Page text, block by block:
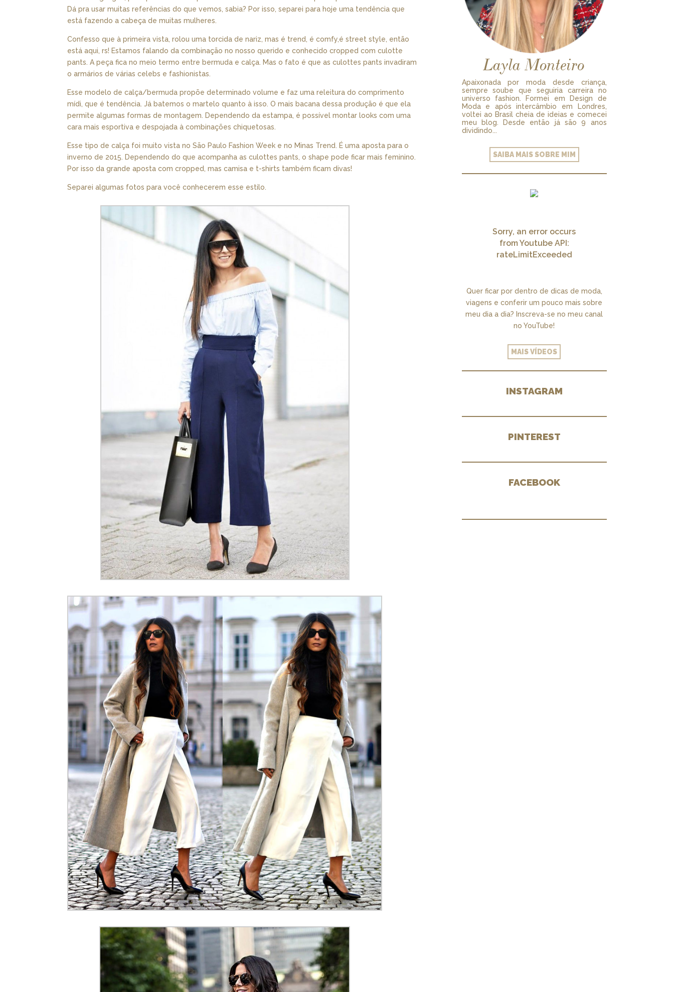
Dá pra usar muitas referências do que vemos, sabia? Por isso, separei para hoje uma tendência que
está fazendo a cabeça de muitas mulheres.
Confesso que à primeira vista, rolou uma torcida de nariz, mas é trend, é comfy,é street style, então
está aqui, rs! Estamos falando da combinação no nosso querido e conhecido cropped com culotte
pants. A peça fica no meio termo entre bermuda e calça. Mas o fato é que as culottes pants invadiram
o armários de várias celebs e fashionistas.
Esse modelo de calça/bermuda propõe determinado volume e faz uma releitura do comprimento
mídi, que é tendência. Já batemos o martelo quanto à isso. O mais bacana dessa produção é que ela
permite algumas formas de montagem. Dependendo da estampa, é possível montar looks com uma
cara mais esportiva e despojada à combinações chiquetosas.
Esse tipo de calça foi muito vista no São Paulo Fashion Week e no Minas Trend. É uma aposta para o
inverno de 2015. Dependendo do que acompanha as culottes pants, o shape pode ficar mais feminino.
Por isso da grande aposta com cropped, mas camisa e t-shirts também ficam divas!
Separei algumas fotos para você conhecerem esse estilo.
Layla Monteiro
Apaixonada por moda desde criança,
sempre soube que seguiria carreira no
universo fashion. Formei em Design de
Moda e após intercâmbio em Londres,
voltei ao Brasil cheia de ideias e comecei
meu blog. Desde então já são 9 anos
dividindo...
SAIBA MAIS SOBRE MIM
Sorry, an error occurs
from Youtube API:
rateLimitExceeded
Quer ficar por dentro de dicas de moda,
viagens e conferir um pouco mais sobre
meu dia a dia? Inscreva-se no meu canal
no YouTube!
MAIS VÍDEOS
INSTAGRAM
PINTEREST
FACEBOOK